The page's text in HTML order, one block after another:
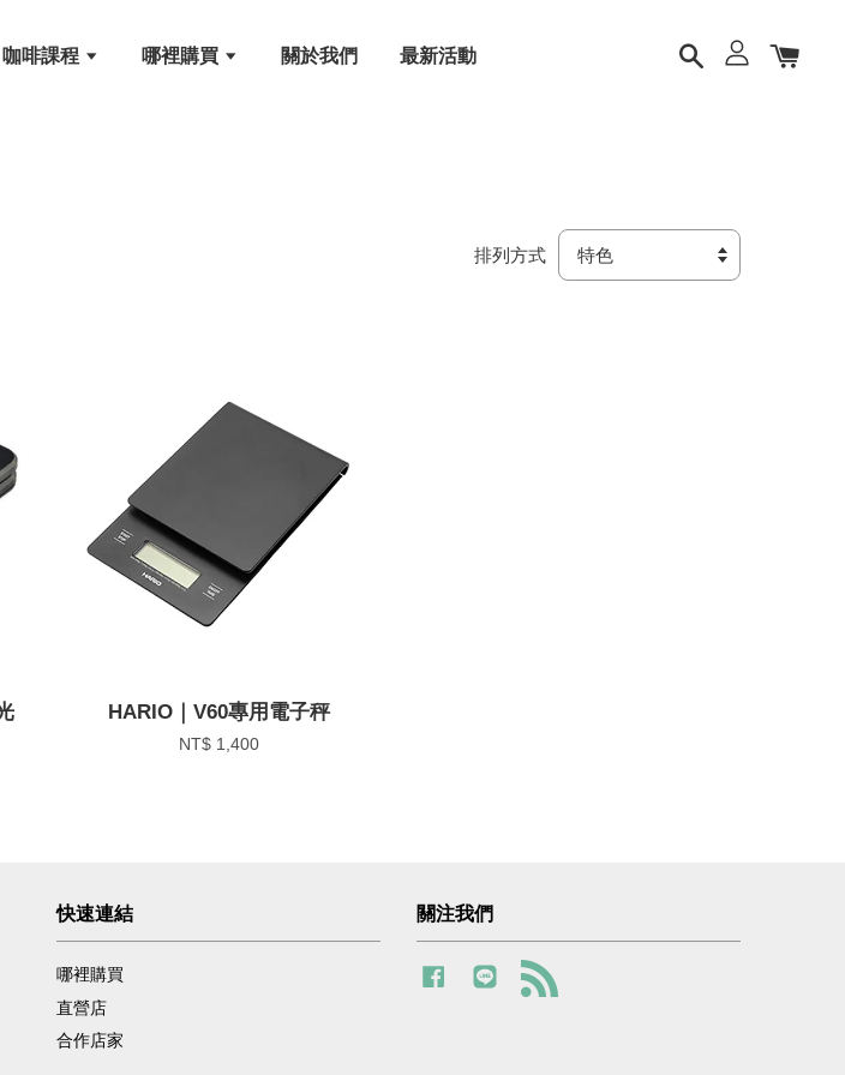
咖啡課程 哪裡購買 關於我們 最新活動
排列方式
HARIO｜V60專用電子秤
NT$ 1,400
快速連結
哪裡購買
直營店
合作店家
關注我們
Facebook
Line